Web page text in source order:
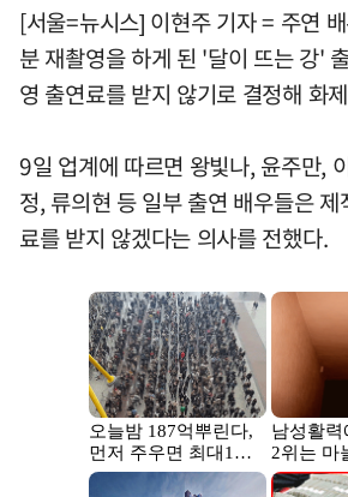
[서울=뉴시스] 이현주 기자 = 주연
분 재촬영을 하게 된 '달이 뜨는 강'
영 출연료를 받지 않기로 결정해 화
9일 업계에 따르면 왕빛나, 윤주만,
정, 류의현 등 일부 출연 배우들은
료를 받지 않겠다는 의사를 전했다.